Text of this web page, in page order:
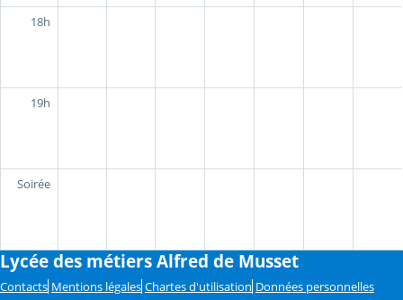
18h
19h
Soirée
Lycée des métiers Alfred de Musset
Contacts Mentions légales Chartes d'utilisation Données personnelles